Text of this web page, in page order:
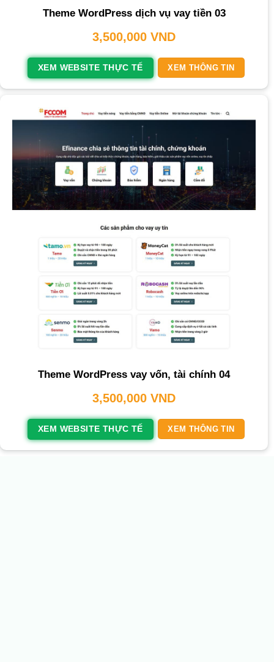
Theme WordPress dịch vụ vay tiền 03
3,500,000 VND
XEM WEBSITE THỰC TẾ XEM THÔNG TIN
Theme WordPress vay vốn, tài chính 04
3,500,000 VND
XEM WEBSITE THỰC TẾ XEM THÔNG TIN